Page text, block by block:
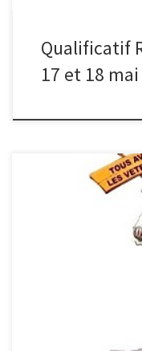
Qualificatif
17 et 18 mai
LARROQUE Bat GARCIA
LESTAGE Bat
Bat GUISSEPIN Les
rencontres 10h Haut
vétérans, à Gramat du